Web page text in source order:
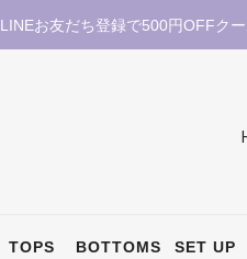
LINEお友だち登録で500円OFFク
TOPS BOTTOMS SET UP